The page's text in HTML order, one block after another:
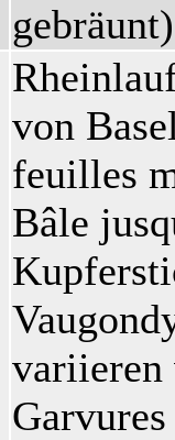
gebräunt)
von
feuilles
Bâle
variieren